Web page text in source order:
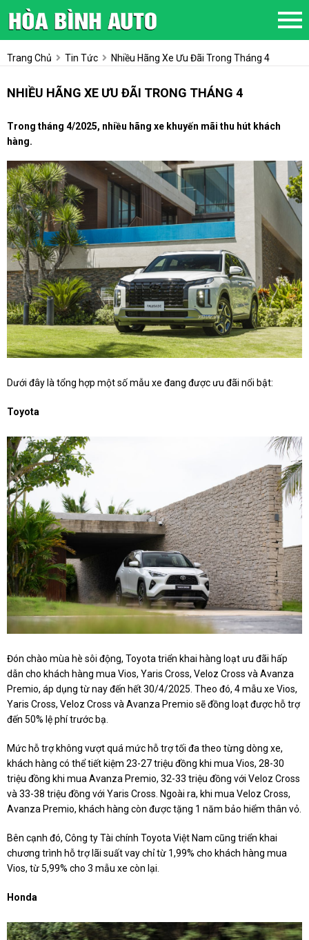
Trang Chủ Tin Tức Nhiều Hãng Xe Ưu Đãi Trong Tháng 4
NHIỀU HÃNG XE ƯU ĐÃI TRONG THÁNG 4
Trong tháng 4/2025, nhiều hãng xe khuyến mãi thu hút khách
hàng.
Dưới đây là tổng hợp một số mẫu xe đang được ưu đãi nổi bật:
Toyota
Đón chào mùa hè sôi động, Toyota triển khai hàng loạt ưu đãi hấp
dẫn cho khách hàng mua Vios, Yaris Cross, Veloz Cross và Avanza
Premio, áp dụng từ nay đến hết 30/4/2025. Theo đó, 4 mẫu xe Vios,
Yaris Cross, Veloz Cross và Avanza Premio sẽ đồng loạt được hỗ trợ
đến 50% lệ phí trước bạ.
Mức hỗ trợ không vượt quá mức hỗ trợ tối đa theo từng dòng xe,
khách hàng có thể tiết kiệm 23-27 triệu đồng khi mua Vios, 28-30
triệu đồng khi mua Avanza Premio, 32-33 triệu đồng với Veloz Cross
và 33-38 triệu đồng với Yaris Cross. Ngoài ra, khi mua Veloz Cross,
Avanza Premio, khách hàng còn được tặng 1 năm bảo hiểm thân vỏ.
Bên cạnh đó, Công ty Tài chính Toyota Việt Nam cũng triển khai
chương trình hỗ trợ lãi suất vay chỉ từ 1,99% cho khách hàng mua
Vios, từ 5,99% cho 3 mẫu xe còn lại.
Honda